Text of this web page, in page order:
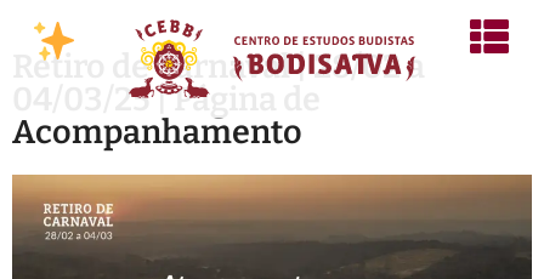
Retiro de Carnaval | 28/02 a
04/03/25 | Página de
Acompanhamento